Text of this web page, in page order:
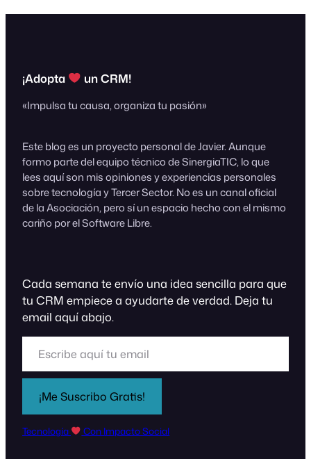
¡Adopta un CRM!
«Impulsa tu causa, organiza tu pasión»
Este blog es un proyecto personal de Javier. Aunque
formo parte del equipo técnico de SinergiaTIC, lo que
lees aquí son mis opiniones y experiencias personales
sobre tecnología y Tercer Sector. No es un canal oficial
de la Asociación, pero sí un espacio hecho con el mismo
cariño por el Software Libre.
Cada semana te envío una idea sencilla para que
tu CRM empiece a ayudarte de verdad. Deja tu
email aquí abajo.
Escribe aquí tu email
¡Me Suscribo Gratis!
Tecnología Con Impacto Social